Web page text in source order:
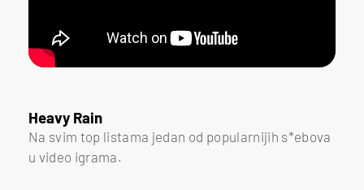
Heavy Rain
Na svim top listama jedan od popularnijih s*ebova
u video igrama.